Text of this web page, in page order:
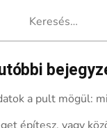
a pult mögül: